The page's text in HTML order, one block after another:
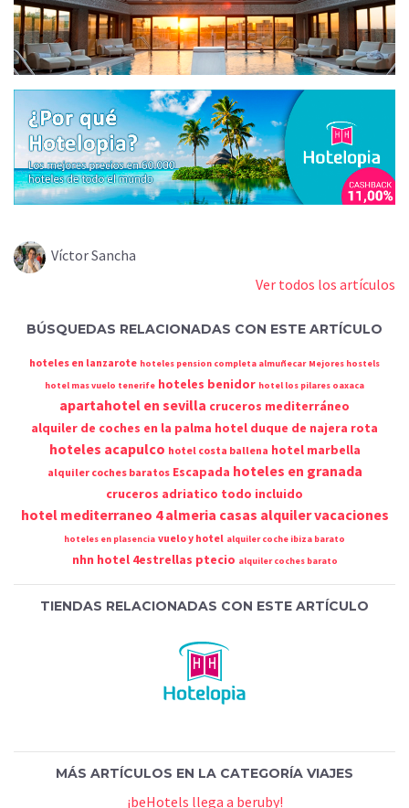
Víctor Sancha
Ver todos los artículos
BÚSQUEDAS RELACIONADAS CON ESTE ARTÍCULO
hoteles en lanzarote hoteles pension completa almuñecar Mejores hostels
hotel mas vuelo tenerife hoteles benidor hotel los pilares oaxaca
apartahotel en sevilla cruceros mediterráneo
alquiler de coches en la palma hotel duque de najera rota
hoteles acapulco hotel costa ballena hotel marbella
alquiler coches baratos Escapada hoteles en granada
cruceros adriatico todo incluido
hotel mediterraneo 4 almeria casas alquiler vacaciones
hoteles en plasencia vuelo y hotel alquiler coche ibiza barato
nhn hotel 4estrellas ptecio alquiler coches barato
TIENDAS RELACIONADAS CON ESTE ARTÍCULO
MÁS ARTÍCULOS EN LA CATEGORÍA VIAJES
¡beHotels llega a beruby!